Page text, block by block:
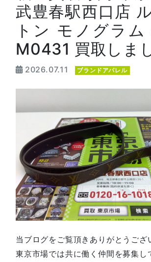
武豊春駅西口店
トン モノグラム
M0431 買取しま
2026.07.11 ブランドアパレル
当ブログをご覧頂きありがとうござ
東京市場では共に働く仲間を募集し